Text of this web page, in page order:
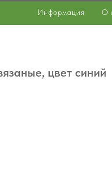
Информация О
цвет синий